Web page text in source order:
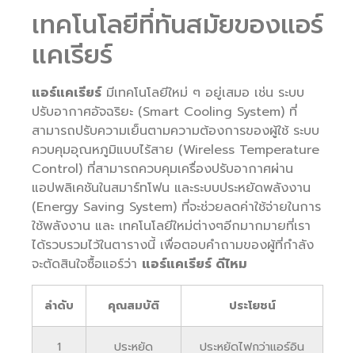
เทคโนโลยีที่ทันสมัยของแอร์
แคเรียร์
แอร์แคเรียร์มีเทคโนโลยีใหม่ ๆ อยู่เสมอ เช่น ระบบ
ปรับอากาศอัจฉริยะ (Smart Cooling System) ที่
สามารถปรับความเย็นตามความต้องการของผู้ใช้ ระบบ
ควบคุมอุณหภูมิแบบไร้สาย (Wireless Temperature
Control) ที่สามารถควบคุมเครื่องปรับอากาศผ่าน
แอปพลิเคชันในสมาร์ทโฟน และระบบประหยัดพลังงาน
(Energy Saving System) ที่จะช่วยลดค่าใช้จ่ายในการ
ใช้พลังงาน และ เทคโนโลยีใหม่ต่างๆอีกมากมายที่เรา
ได้รวบรวมไว้ในตารางนี้ เพื่อตอบคำถามของผู้ที่กำลัง
จะตัดสินใจซื้อแอร์ว่า แอร์แคเรียร์ ดีไหม
ลำดับ คุณสมบัติ ประโยชน์
1
ประหยัด
ประหยัดไฟกว่าแอร์อิน